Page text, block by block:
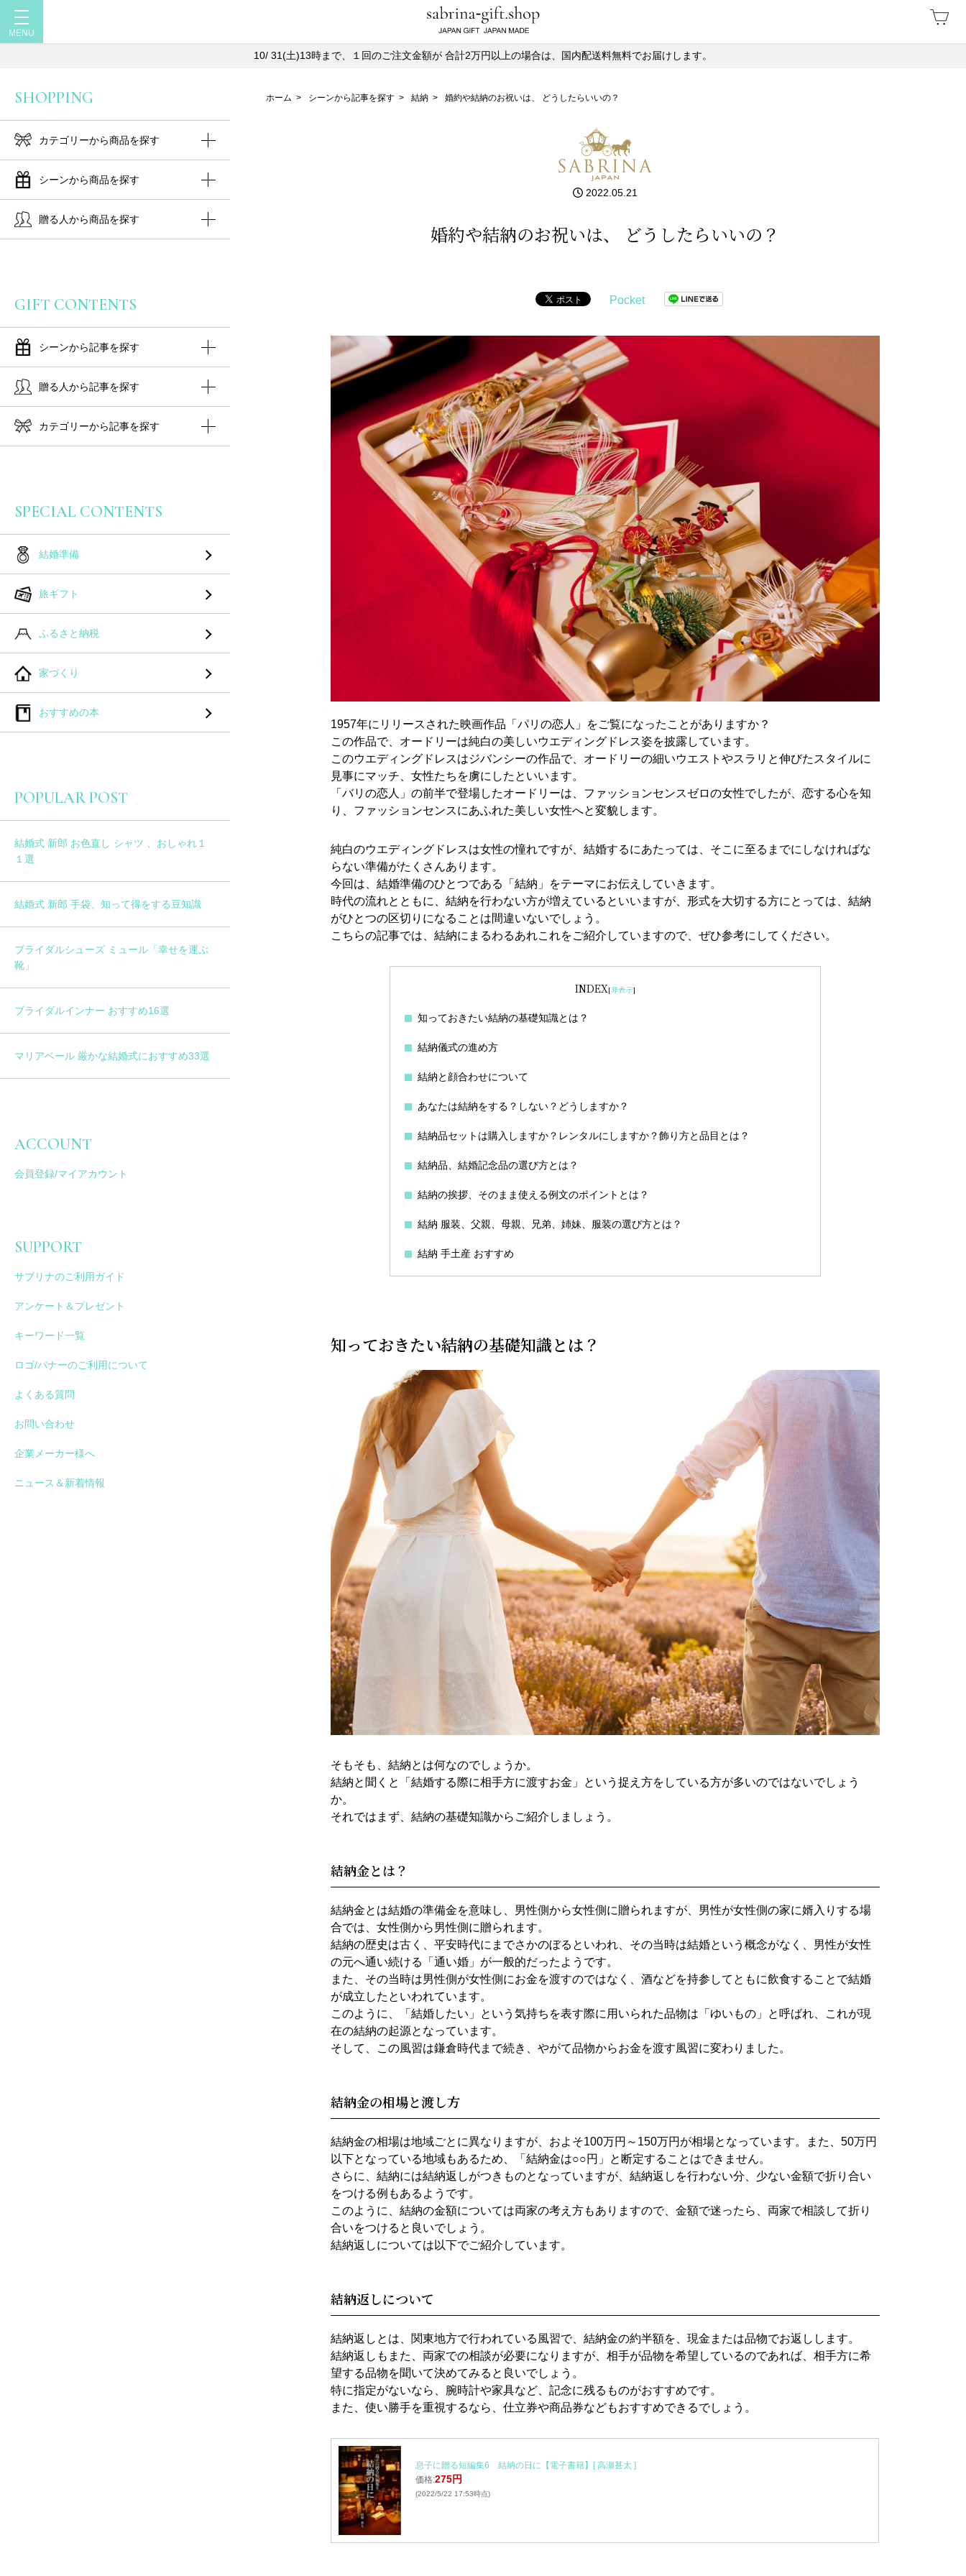
10/ 31(土)13時まで、１回のご注文金額が 合計2万円以上の場合は、国内配送料無料でお届けします。
ホーム > シーンから記事を探す > 結納 > 婚約や結納のお祝いは、 どうしたらいいの？
2022.05.21
婚約や結納のお祝いは、 どうしたらいいの？
Pocket
1957年にリリースされた映画作品「パリの恋人」をご覧になったことがありますか？
この作品で、オードリーは純白の美しいウエディングドレス姿を披露しています。
このウエディングドレスはジバンシーの作品で、オードリーの細いウエストやスラリと伸びたスタイルに
見事にマッチ、女性たちを虜にしたといいます。
「バリの恋人」の前半で登場したオードリーは、ファッションセンスゼロの女性でしたが、恋する心を知
り、ファッションセンスにあふれた美しい女性へと変貌します。
純白のウエディングドレスは女性の憧れですが、結婚するにあたっては、そこに至るまでにしなければな
らない準備がたくさんあります。
今回は、結婚準備のひとつである「結納」をテーマにお伝えしていきます。
時代の流れとともに、結納を行わない方が増えているといいますが、形式を大切する方にとっては、結納
がひとつの区切りになることは間違いないでしょう。
こちらの記事では、結納にまるわるあれこれをご紹介していますので、ぜひ参考にしてください。
INDEX[非表示]
知っておきたい結納の基礎知識とは？
結納儀式の進め方
結納と顔合わせについて
あなたは結納をする？しない？どうしますか？
結納品セットは購入しますか？レンタルにしますか？飾り方と品目とは？
結納品、結婚記念品の選び方とは？
結納の挨拶、そのまま使える例文のポイントとは？
結納 服装、父親、母親、兄弟、姉妹、服装の選び方とは？
結納 手土産 おすすめ
知っておきたい結納の基礎知識とは？
そもそも、結納とは何なのでしょうか。
結納と聞くと「結婚する際に相手方に渡すお金」という捉え方をしている方が多いのではないでしょう
か。
それではまず、結納の基礎知識からご紹介しましょう。
結納金とは？
結納金とは結婚の準備金を意味し、男性側から女性側に贈られますが、男性が女性側の家に婿入りする場
合では、女性側から男性側に贈られます。
結納の歴史は古く、平安時代にまでさかのぼるといわれ、その当時は結婚という概念がなく、男性が女性
の元へ通い続ける「通い婚」が一般的だったようです。
また、その当時は男性側が女性側にお金を渡すのではなく、酒などを持参してともに飲食することで結婚
が成立したといわれています。
このように、「結婚したい」という気持ちを表す際に用いられた品物は「ゆいもの」と呼ばれ、これが現
在の結納の起源となっています。
そして、この風習は鎌倉時代まで続き、やがて品物からお金を渡す風習に変わりました。
結納金の相場と渡し方
結納金の相場は地域ごとに異なりますが、およそ100万円～150万円が相場となっています。また、50万円
以下となっている地域もあるため、「結納金は○○円」と断定することはできません。
さらに、結納には結納返しがつきものとなっていますが、結納返しを行わない分、少ない金額で折り合い
をつける例もあるようです。
このように、結納の金額については両家の考え方もありますので、金額で迷ったら、両家で相談して折り
合いをつけると良いでしょう。
結納返しについては以下でご紹介しています。
結納返しについて
結納返しとは、関東地方で行われている風習で、結納金の約半額を、現金または品物でお返しします。
結納返しもまた、両家での相談が必要になりますが、相手が品物を希望しているのであれば、相手方に希
望する品物を聞いて決めてみると良いでしょう。
特に指定がないなら、腕時計や家具など、記念に残るものがおすすめです。
また、使い勝手を重視するなら、仕立券や商品券などもおすすめできるでしょう。
息子に贈る短編集6 結納の日に【電子書籍】[ 高瀬甚太 ]
価格:275円
(2022/5/22 17:53時点)
SHOPPING
カテゴリーから商品を探す
シーンから商品を探す
贈る人から商品を探す
GIFT CONTENTS
シーンから記事を探す
贈る人から記事を探す
カテゴリーから記事を探す
SPECIAL CONTENTS
結婚準備
旅ギフト
ふるさと納税
家づくり
おすすめの本
POPULAR POST
結婚式 新郎 お色直し シャツ 、おしゃれ１
１選
結婚式 新郎 手袋、知って得をする豆知識
ブライダルシューズ ミュール「幸せを運ぶ
靴」
ブライダルインナー おすすめ16選
マリアベール 厳かな結婚式におすすめ33選
ACCOUNT
会員登録/マイアカウント
SUPPORT
サブリナのご利用ガイド
アンケート＆プレゼント
キーワード一覧
ロゴ/バナーのご利用について
よくある質問
お問い合わせ
企業メーカー様へ
ニュース＆新着情報